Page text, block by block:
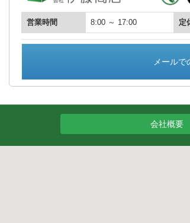
営業時間 8:00 ～ 17:00 定
メールで
会社概要